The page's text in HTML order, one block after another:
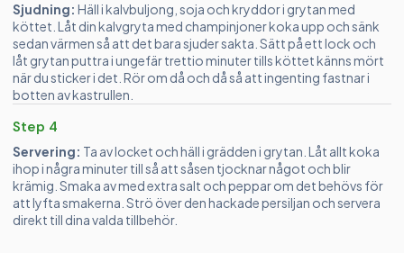
Sjudning: Häll i kalvbuljong, soja och kryddor i grytan med
köttet. Låt din kalvgryta med champinjoner koka upp och sänk
sedan värmen så att det bara sjuder sakta. Sätt på ett lock och
låt grytan puttra i ungefär trettio minuter tills köttet känns mört
när du sticker i det. Rör om då och då så att ingenting fastnar i
botten av kastrullen.
Step 4
Servering: Ta av locket och häll i grädden i grytan. Låt allt koka
ihop i några minuter till så att såsen tjocknar något och blir
krämig. Smaka av med extra salt och peppar om det behövs för
att lyfta smakerna. Strö över den hackade persiljan och servera
direkt till dina valda tillbehör.